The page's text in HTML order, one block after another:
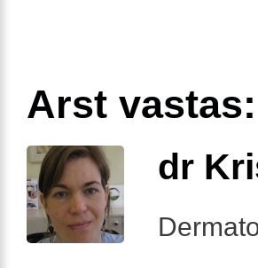
Arst vastas:
dr